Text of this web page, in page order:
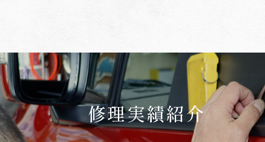
修理実績紹介